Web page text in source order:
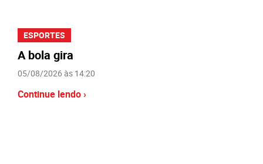
ESPORTES
A bola gira
05/08/2026 às 14:20
Continue lendo ›